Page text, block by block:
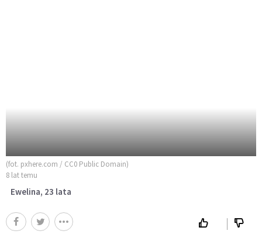
(fot. pxhere.com / CC0 Public Domain)
8 lat temu
Ewelina, 23 lata